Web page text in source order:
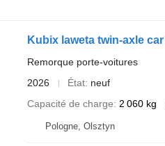
Kubix laweta twin-axle
Remorque porte-voitures
2026
État neuf
Capacité de charge
2 060 kg
Pologne, Olsztyn